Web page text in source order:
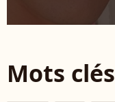
Mots clés